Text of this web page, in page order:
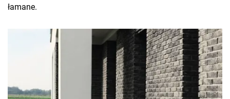
łamane.